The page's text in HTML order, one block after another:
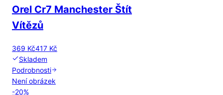
Orel Cr7 Manchester Štít
Vítězů
369 Kč417 Kč
Skladem
Podrobnosti
Není obrázek
-20%